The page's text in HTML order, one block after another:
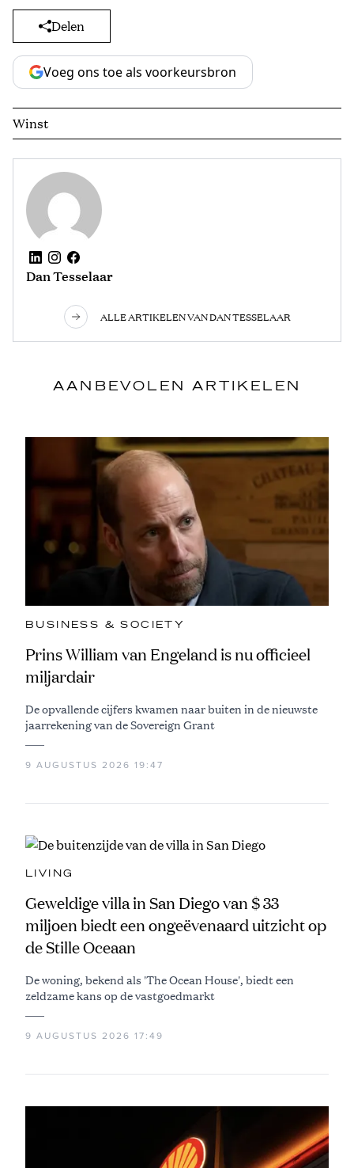
Delen
Voeg ons toe als voorkeursbron
Winst
Dan Tesselaar
ALLE ARTIKELEN VAN DAN TESSELAAR
AANBEVOLEN ARTIKELEN
BUSINESS & SOCIETY
Prins William van Engeland is nu officieel
miljardair
De opvallende cijfers kwamen naar buiten in de nieuwste
jaarrekening van de Sovereign Grant
9 AUGUSTUS 2026 19:47
LIVING
Geweldige villa in San Diego van $ 33
miljoen biedt een ongeëvenaard uitzicht op
de Stille Oceaan
De woning, bekend als 'The Ocean House', biedt een
zeldzame kans op de vastgoedmarkt
9 AUGUSTUS 2026 17:49